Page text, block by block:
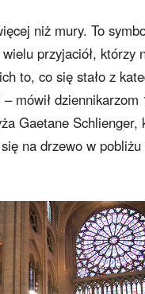
niż mury. To
przyjaciół, którzy
to, co się stało z
mówił dziennikarzom
Gaetane Schlienger,
na drzewo w